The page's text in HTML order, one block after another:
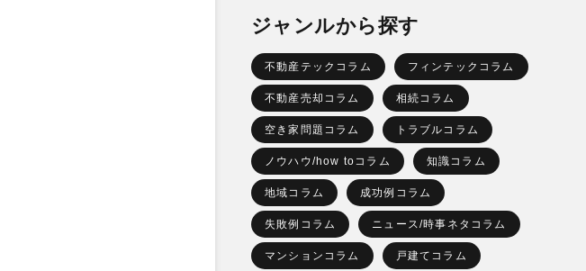
ジャンルから探す
不動産テックコラム フィンテックコラム
不動産売却コラム 相続コラム
空き家問題コラム トラブルコラム
ノウハウ/how toコラム 知識コラム
地域コラム 成功例コラム
失敗例コラム ニュース/時事ネタコラム
マンションコラム 戸建てコラム